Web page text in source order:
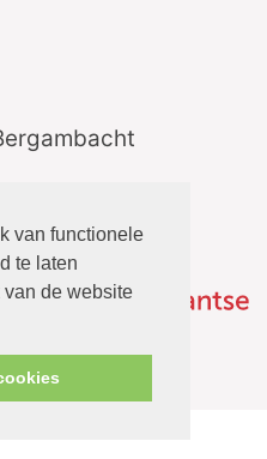
van functionele
te laten
de website